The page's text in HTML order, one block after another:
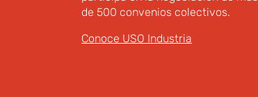
de 500 convenios colectivos.
Conoce USO Industria